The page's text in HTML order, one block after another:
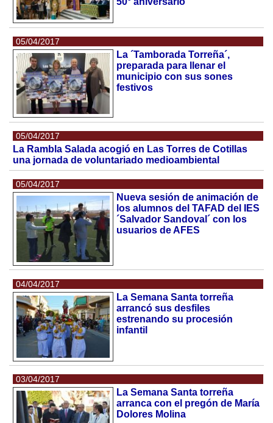
05/04/2017
La ´Tamborada Torreña´,
preparada para llenar el
municipio con sus sones
festivos
05/04/2017
La Rambla Salada acogió en Las Torres de Cotillas
una jornada de voluntariado medioambiental
05/04/2017
Nueva sesión de animación de
los alumnos del TAFAD del IES
´Salvador Sandoval´ con los
usuarios de AFES
04/04/2017
La Semana Santa torreña
arrancó sus desfiles
estrenando su procesión
infantil
03/04/2017
La Semana Santa torreña
arranca con el pregón de María
Dolores Molina